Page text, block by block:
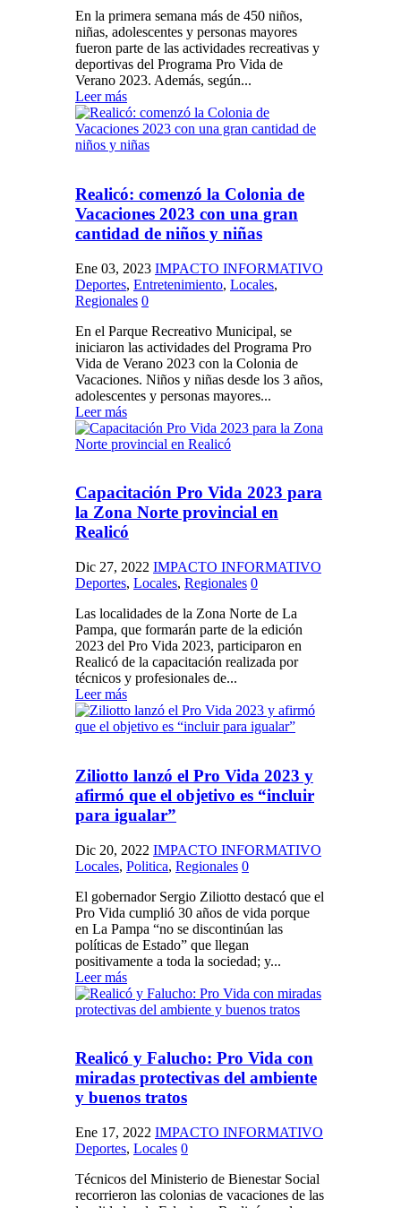
En la primera semana más de 450 niños,
niñas, adolescentes y personas mayores
fueron parte de las actividades recreativas y
deportivas del Programa Pro Vida de
Verano 2023. Además, según...
Leer más
Realicó: comenzó la Colonia de
Vacaciones 2023 con una gran
cantidad de niños y niñas
Ene 03, 2023 IMPACTO INFORMATIVO
Deportes, Entretenimiento, Locales,
Regionales 0
En el Parque Recreativo Municipal, se
iniciaron las actividades del Programa Pro
Vida de Verano 2023 con la Colonia de
Vacaciones. Niños y niñas desde los 3 años,
adolescentes y personas mayores...
Leer más
Capacitación Pro Vida 2023 para
la Zona Norte provincial en
Realicó
Dic 27, 2022 IMPACTO INFORMATIVO
Deportes, Locales, Regionales 0
Las localidades de la Zona Norte de La
Pampa, que formarán parte de la edición
2023 del Pro Vida 2023, participaron en
Realicó de la capacitación realizada por
técnicos y profesionales de...
Leer más
Ziliotto lanzó el Pro Vida 2023 y
afirmó que el objetivo es “incluir
para igualar”
Dic 20, 2022 IMPACTO INFORMATIVO
Locales, Politica, Regionales 0
El gobernador Sergio Ziliotto destacó que el
Pro Vida cumplió 30 años de vida porque
en La Pampa “no se discontinúan las
políticas de Estado” que llegan
positivamente a toda la sociedad; y...
Leer más
Realicó y Falucho: Pro Vida con
miradas protectivas del ambiente
y buenos tratos
Ene 17, 2022 IMPACTO INFORMATIVO
Deportes, Locales 0
Técnicos del Ministerio de Bienestar Social
recorrieron las colonias de vacaciones de las